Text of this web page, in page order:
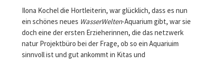
Ilona Kochel die Hortleiterin, war glücklich, dass es nun
ein schönes neues WasserWelten-Aquarium gibt, war sie
doch eine der ersten Erzieherinnen, die das netzwerk
natur Projektbüro bei der Frage, ob so ein Aquariuim
sinnvoll ist und gut ankommt in Kitas und